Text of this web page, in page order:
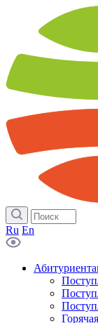
Ru En